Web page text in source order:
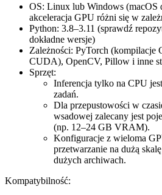
OS: Linux lub Windows (macOS
akceleracja GPU różni się w
Python: 3.8–3.11 (sprawdź
dokładne wersje)
Zależności: PyTorch (kompilacje
CUDA), OpenCV, Pillow i inne
Sprzęt:
Inferencja tylko na CPU
zadań.
Dla przepustowości w
wsadowej zalecany jest
(np. 12–24 GB VRAM).
Konfiguracje z wieloma
przetwarzanie na dużą
dużych archiwach.
Kompatybilność: